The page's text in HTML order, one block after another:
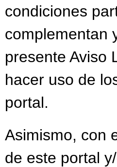
condiciones
complementan
presente Aviso
hacer uso de
portal.
Asimismo, con
de este portal